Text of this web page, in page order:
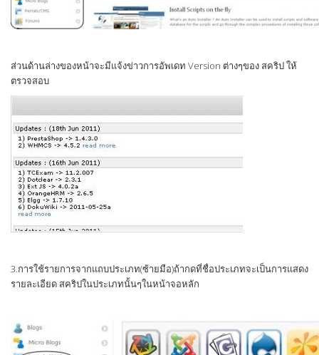
ส่วนด้านล่างของหน้าจะมีแจ้งข่าวการอัพเดท Version ต่างๆของ สคริป ให้
ตรวจสอบ
3.การใช้รายการจากแถบประเภท(ซ้ายมือ)ถ้ากดที่ชื่อประเภทจะเป็นการแสดง
รายละเอียด สคริปในประเภทนั้นๆในหน้าจอหลัก